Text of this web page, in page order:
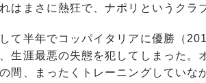
はまさに熱狂で、ナポリというクラ
て半年でコッパイタリアに優勝（
生涯最悪の失態を犯してしまった
間、まったくトレーニングしていな